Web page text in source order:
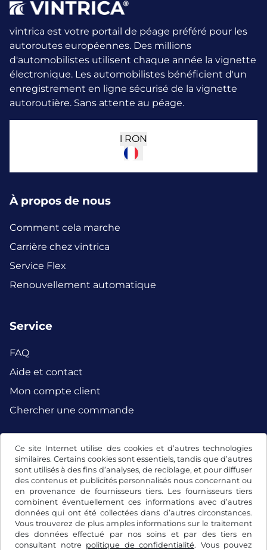
Ce site Internet utilise des cookies et d’autres technologies
similaires. Certains cookies sont essentiels, tandis que d’autres
sont utilisés à des fins d’analyses, de reciblage, et pour diffuser
des contenus et publicités personnalisés nous concernant ou
en provenance de fournisseurs tiers. Les fournisseurs tiers
combinent éventuellement ces informations avec d’autres
données qui ont été collectées dans d’autres circonstances.
Vous trouverez de plus amples informations sur le traitement
des données effectué par nos soins et par des tiers en
consultant notre politique de confidentialité. Vous pouvez
vintrica est votre portail de péage préféré pour les
autoroutes européennes. Des millions
d'automobilistes utilisent chaque année la vignette
électronique. Les automobilistes bénéficient d'un
enregistrement en ligne sécurisé de la vignette
autoroutière. Sans attente au péage.
l RON
À propos de nous
Comment cela marche
Carrière chez vintrica
Service Flex
Renouvellement automatique
Service
FAQ
Aide et contact
Mon compte client
Chercher une commande
Facebook Instagram